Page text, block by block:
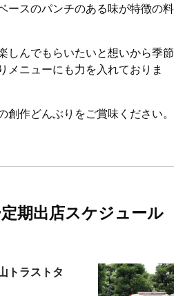
ースのパンチのある味が特徴の料
しんでもらいたいと想いから季節
メニューにも力を入れておりま
作どんぶりをご賞味ください。
期出店スケジュール
トラストタ